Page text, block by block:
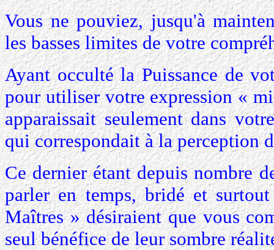
Vous ne pouviez, jusqu'à
les basses limites de votre
Ayant occulté la Puissance de
pour utiliser votre expression «
apparaissait seulement dans
qui correspondait à la perception
Ce dernier étant depuis nombre
parler en temps, bridé et
Maîtres » désiraient que vous
seul bénéfice de leur sombre